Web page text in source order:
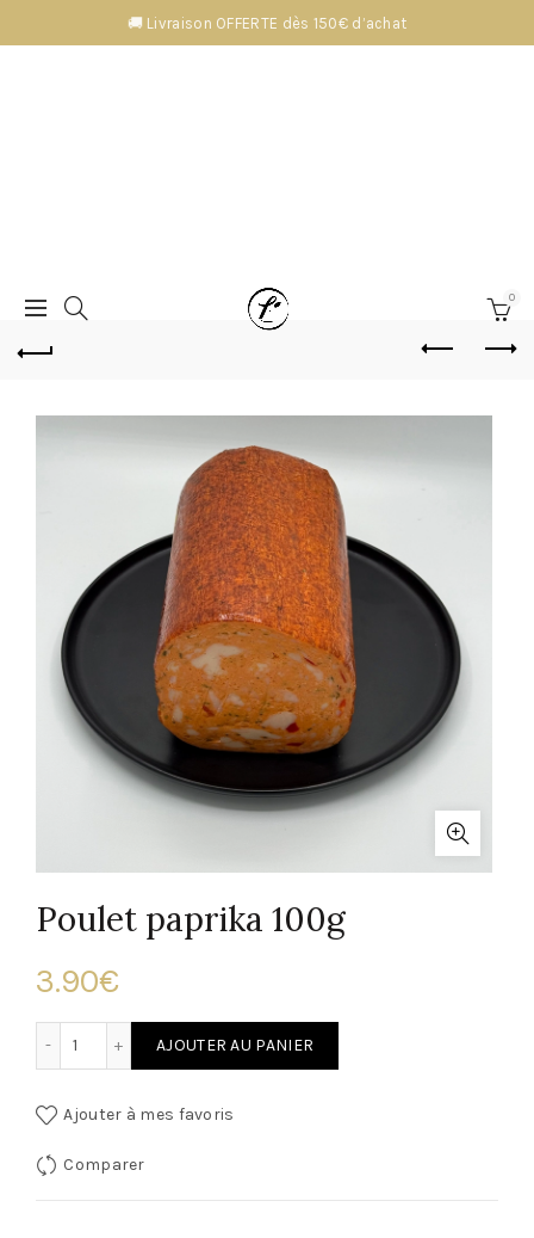
🚚 Livraison OFFERTE dès 150€ d’achat
0
Poulet paprika 100g
3.90€
AJOUTER AU PANIER
Ajouter à mes favoris
Comparer